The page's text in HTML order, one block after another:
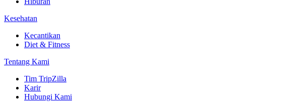
Kesehatan
Kecantikan
Diet & Fitness
Tentang Kami
Tim TripZilla
Karir
Hubungi Kami